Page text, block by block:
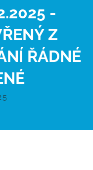
-
Z
ŘÁDNÉ